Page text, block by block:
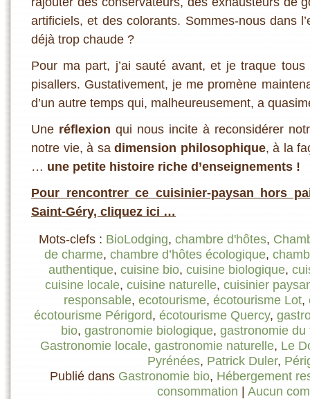
artificiels, et des colorants. Sommes-nous dans
déjà trop chaude ?
Pour ma part, j’ai sauté avant, et je traque
pisallers. Gustativement, je me promène
d’un autre temps qui, malheureusement, a
Une réflexion qui nous incite à reconsidérer
notre vie, à sadimension philosophique, à la
… une petite histoire riche d’enseignements !
Pour rencontrer ce cuisinier-paysan hors
Saint-Géry, cliquez ici …
Mots-clefs : BioLodging, chambre d'hôtes,
de charme, chambre d’hôtes écologique,
authentique, cuisine bio, cuisine biologique,
cuisine locale, cuisine naturelle, cuisinier
responsable, ecotourisme, écotourisme Lot,
écotourisme Périgord, écotourisme Quercy,
bio, gastronomie biologique, gastronomie du
Gastronomie locale, gastronomie naturelle, Le
Pyrénées, Patrick Duler,
Publié dans Gastronomie bio, Hébergement
consommation | Aucun